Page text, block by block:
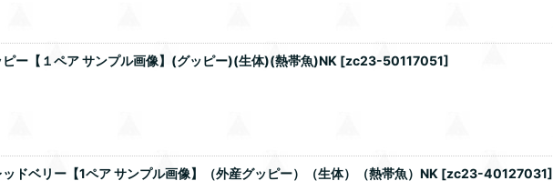
ピー【１ペア サンプル画像】(グッピー)(生体)(熱帯魚)NK [zc23-50117051]
ドベリー【1ペア サンプル画像】（外産グッピー）（生体）（熱帯魚）NK [zc23-40127031]